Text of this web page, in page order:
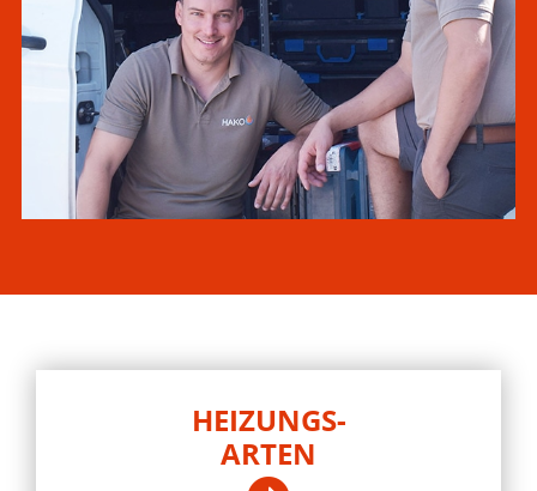
HEIZUNGS-
ARTEN